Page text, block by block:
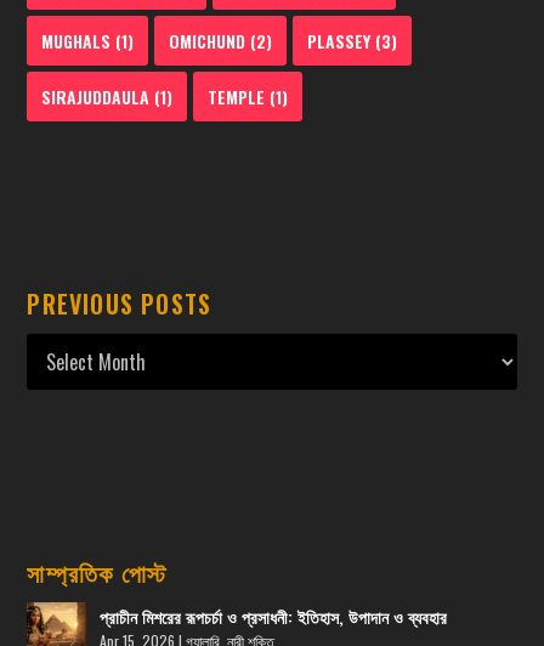
MUGHALS (1) OMICHUND (2) PLASSEY(3)
SIRAJUDDAULA (1) TEMPLE (1)
PREVIOUS POSTS
সাম্প্রতিক পোস্ট
প্রাচীন মিশরের রূপচর্চা ও প্রসাধনী: ইতিহাস, উপাদান ও ব্যবহার
Apr 15, 2026 |গ্যালারি ,নারী শক্তি